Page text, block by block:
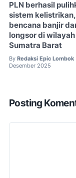
PLN berhasil
sistem kelistrikan,
bencana banjir
longsor di
Sumatra Barat
By Redaksi Epic Lombok
Desember 2025
Posting